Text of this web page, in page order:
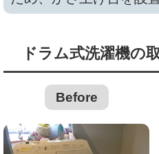
ドラム式洗濯機の
Before